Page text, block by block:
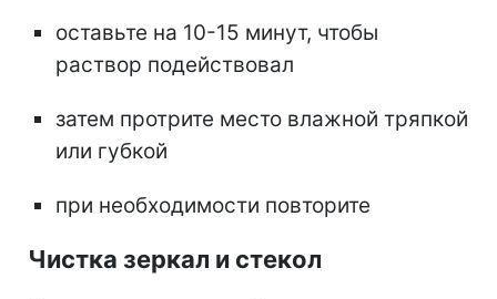
оставьте на 10-15 минут, чтобы
раствор подействовал
затем протрите место влажной тряпкой
или губкой
при необходимости повторите
Чистка зеркал и стекол